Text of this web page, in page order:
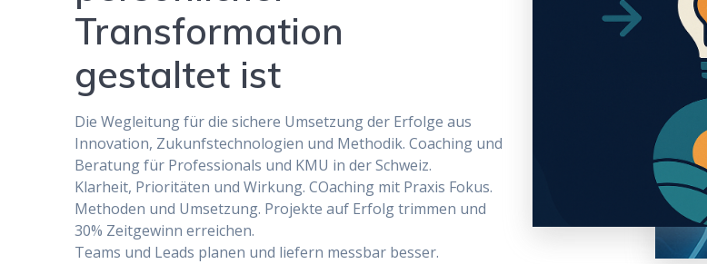
Transformation
gestaltet ist
Die Wegleitung für die sichere Umsetzung der Erfolge aus
Innovation, Zukunfstechnologien und Methodik. Coaching und
Beratung für Professionals und KMU in der Schweiz.
Klarheit, Prioritäten und Wirkung. COaching mit Praxis Fokus.
Methoden und Umsetzung. Projekte auf Erfolg trimmen und
30% Zeitgewinn erreichen.
Teams und Leads planen und liefern messbar besser.